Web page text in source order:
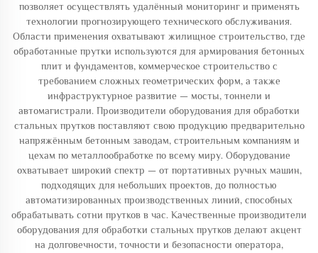
позволяет осуществлять удалённый мониторинг и применять
технологии прогнозирующего технического обслуживания.
Области применения охватывают жилищное строительство, где
обработанные прутки используются для армирования бетонных
плит и фундаментов, коммерческое строительство с
требованием сложных геометрических форм, а также
инфраструктурное развитие — мосты, тоннели и
автомагистрали. Производители оборудования для обработки
стальных прутков поставляют свою продукцию предварительно
напряжённым бетонным заводам, строительным компаниям и
цехам по металлообработке по всему миру. Оборудование
охватывает широкий спектр — от портативных ручных машин,
подходящих для небольших проектов, до полностью
автоматизированных производственных линий, способных
обрабатывать сотни прутков в час. Качественные производители
оборудования для обработки стальных прутков делают акцент
на долговечности, точности и безопасности оператора,